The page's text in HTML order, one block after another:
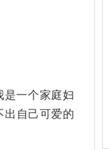
一个家庭妇
出自己可爱的